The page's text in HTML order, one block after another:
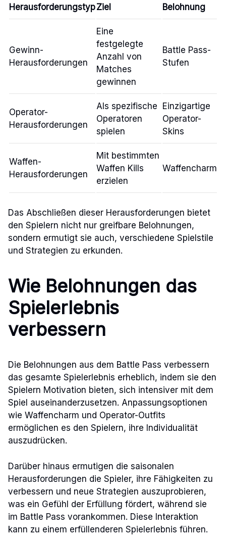
HerausforderungstypZiel Belohnung
Gewinn-
Herausforderungen
Eine
festgelegte
Anzahl von
Matches
gewinnen
Battle Pass-
Stufen
Operator-
Herausforderungen
Als spezifische
Operatoren
spielen
Einzigartige
Operator-
Skins
Waffen-
Herausforderungen
Mit bestimmten
Waffen Kills
erzielen
Waffencharm
Das Abschließen dieser Herausforderungen bietet
den Spielern nicht nur greifbare Belohnungen,
sondern ermutigt sie auch, verschiedene Spielstile
und Strategien zu erkunden.
Wie Belohnungen das
Spielerlebnis
verbessern
Die Belohnungen aus dem Battle Pass verbessern
das gesamte Spielerlebnis erheblich, indem sie den
Spielern Motivation bieten, sich intensiver mit dem
Spiel auseinanderzusetzen. Anpassungsoptionen
wie Waffencharm und Operator-Outfits
ermöglichen es den Spielern, ihre Individualität
auszudrücken.
Darüber hinaus ermutigen die saisonalen
Herausforderungen die Spieler, ihre Fähigkeiten zu
verbessern und neue Strategien auszuprobieren,
was ein Gefühl der Erfüllung fördert, während sie
im Battle Pass vorankommen. Diese Interaktion
kann zu einem erfüllenderen Spielerlebnis führen.